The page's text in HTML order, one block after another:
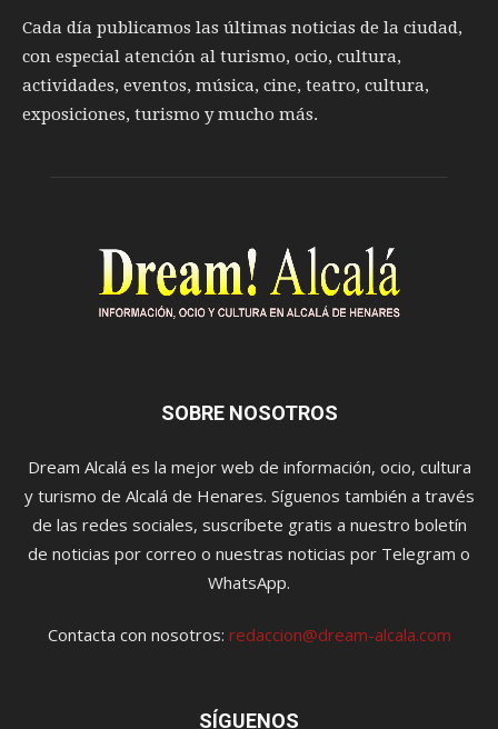
Cada día publicamos las últimas noticias de la ciudad,
con especial atención al turismo, ocio, cultura,
actividades, eventos, música, cine, teatro, cultura,
exposiciones, turismo y mucho más.
SOBRE NOSOTROS
Dream Alcalá es la mejor web de información, ocio, cultura
y turismo de Alcalá de Henares. Síguenos también a través
de las redes sociales, suscríbete gratis a nuestro boletín
de noticias por correo o nuestras noticias por Telegram o
WhatsApp.
Contacta con nosotros: redaccion@dream-alcala.com
SÍGUENOS